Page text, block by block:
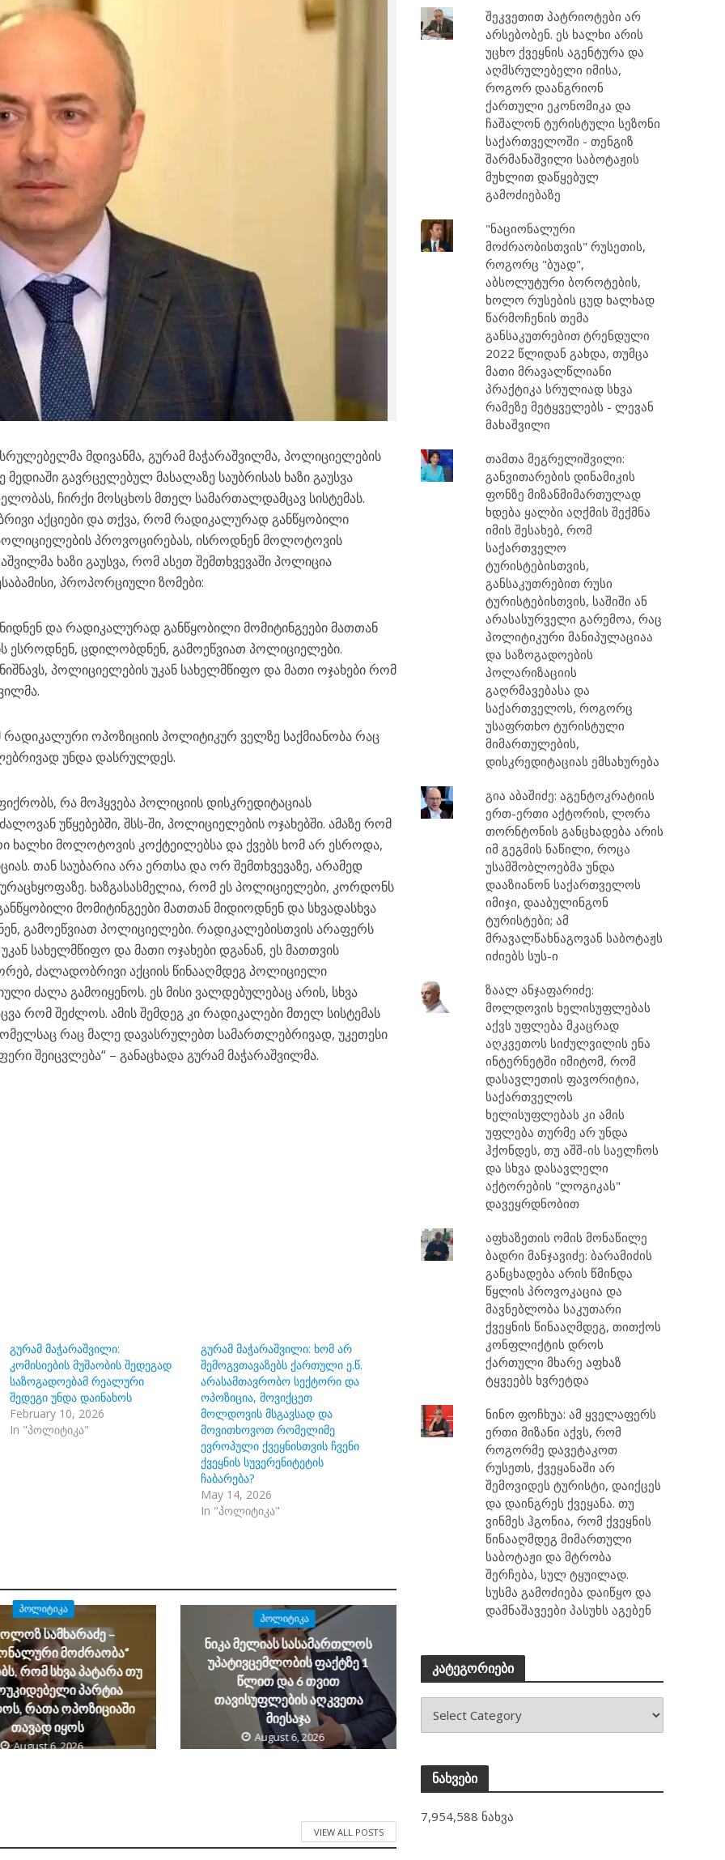
მდივანმა, გურამ მაჭარაშვილმა, პოლიციელების
მედიაში გავრცელებულ მასალაზე საუბრისას ხაზი გაუსვა
ჩირქი მოსცხოს მთელ სამართალდამცავ სისტემას.
აქციები და თქვა, რომ რადიკალურად განწყობილი
პროვოცირებას, ისროდნენ მოლოტოვის
ხაზი გაუსვა, რომ ასეთ შემთხვევაში პოლიცია
პროპორციული ზომები:
და რადიკალურად განწყობილი მომიტინგეები მათთან
ესროდნენ, ცდილობდნენ, გამოეწვიათ პოლიციელები.
პოლიციელების უკან სახელმწიფო და მათი ოჯახები რომ
რადიკალური ოპოზიციის პოლიტიკურ ველზე საქმიანობა რაც
უნდა დასრულდეს.
რა მოჰყვება პოლიციის დისკრედიტაციას
უწყებებში, შსს-ში, პოლიციელების ოჯახებში. ამაზე რომ
ხალხი მოლოტოვის კოქტეილებსა და ქვებს ხომ არ ესროდა,
თან საუბარია არა ერთსა და ორ შემთხვევაზე, არამედ
ხაზგასასმელია, რომ ეს პოლიციელები, კორდონს
მომიტინგეები მათთან მიდიოდნენ და სხვადასხვა
გამოეწვიათ პოლიციელები. რადიკალებისთვის არაფერს
სახელმწიფო და მათი ოჯახები დგანან, ეს მათთვის
ძალადობრივი აქციის წინააღმდეგ პოლიციელი
ძალა გამოიყენოს. ეს მისი ვალდებულებაც არის, სხვა
რომ შეძლოს. ამის შემდეგ კი რადიკალები მთელ სისტემას
რაც მალე დავასრულებთ სამართლებრივად, უკეთესი
შეიცვლება“ – განაცხადა გურამ მაჭარაშვილმა.
გურამ მაჭარაშვილი:
კომისიების მუშაობის შედეგად
საზოგადოებამ რეალური
შედეგი უნდა დაინახოს
February 10, 2026
In "პოლიტიკა"
გურამ მაჭარაშვილი: ხომ არ
შემოგვთავაზებს ქართული ე.წ.
არასამთავრობო სექტორი და
ოპოზიცია, მოვიქცეთ
მოლდოვის მსგავსად და
მოვითხოვოთ რომელიმე
ევროპული ქვეყნისთვის ჩვენი
ქვეყნის სუვერენიტეტის
ჩაბარება?
May 14, 2026
In "პოლიტიკა"
ᲞᲝᲚᲘᲢᲘᲙᲐ
სამხარაძე –
მოძრაობა“
რომ სხვა პატარა თუ
პარტია
რათა ოპოზიციაში
თავად იყოს
August 6, 2026
ᲞᲝᲚᲘᲢᲘᲙᲐ
ნიკა მელიას სასამართლოს
უპატივცემლობის ფაქტზე 1
წლით და 6 თვით
თავისუფლების აღკვეთა
მიესაჯა
August 6, 2026
VIEW ALL POSTS
შეკვეთით პატრიოტები არ
არსებობენ. ეს ხალხი არის
უცხო ქვეყნის აგენტურა და
აღმსრულებელი იმისა,
როგორ დაანგრიონ
ქართული ეკონომიკა და
ჩაშალონ ტურისტული სეზონი
საქართველოში - თენგიზ
შარმანაშვილი საბოტაჟის
მუხლით დაწყებულ
გამოძიებაზე
"ნაციონალური
მოძრაობისთვის" რუსეთის,
როგორც "ბუად",
აბსოლუტური ბოროტების,
ხოლო რუსების ცუდ ხალხად
წარმოჩენის თემა
განსაკუთრებით ტრენდული
2022 წლიდან გახდა, თუმცა
მათი მრავალწლიანი
პრაქტიკა სრულიად სხვა
რამეზე მეტყველებს - ლევან
მახაშვილი
თამთა მეგრელიშვილი:
განვითარების დინამიკის
ფონზე მიზანმიმართულად
ხდება ყალბი აღქმის შექმნა
იმის შესახებ, რომ
საქართველო
ტურისტებისთვის,
განსაკუთრებით რუსი
ტურისტებისთვის, საშიში ან
არასასურველი გარემოა, რაც
პოლიტიკური მანიპულაციაა
და საზოგადოების
პოლარიზაციის
გაღრმავებასა და
საქართველოს, როგორც
უსაფრთხო ტურისტული
მიმართულების,
დისკრედიტაციას ემსახურება
გია აბაშიძე: აგენტოკრატიის
ერთ-ერთი აქტორის, ლორა
თორნტონის განცხადება არის
იმ გეგმის ნაწილი, როცა
უსამშობლოებმა უნდა
დააზიანონ საქართველოს
იმიჯი, დააბულინგონ
ტურისტები; ამ
მრავალწახნაგოვან საბოტაჟს
იძიებს სუს-ი
ზაალ ანჯაფარიძე:
მოლდოვის ხელისუფლებას
აქვს უფლება მკაცრად
აღკვეთოს სიძულვილის ენა
ინტერნეტში იმიტომ, რომ
დასავლეთის ფავორიტია,
საქართველოს
ხელისუფლებას კი ამის
უფლება თურმე არ უნდა
ჰქონდეს, თუ აშშ-ის საელჩოს
და სხვა დასავლელი
აქტორების "ლოგიკას"
დავეყრდნობით
აფხაზეთის ომის მონაწილე
ბადრი მანჯავიძე: ბარამიძის
განცხადება არის წმინდა
წყლის პროვოკაცია და
მავნებლობა საკუთარი
ქვეყნის წინააღმდეგ, თითქოს
კონფლიქტის დროს
ქართული მხარე აფხაზ
ტყვეებს ხვრეტდა
ნინო ფოჩხუა: ამ ყველაფერს
ერთი მიზანი აქვს, რომ
როგორმე დავეტაკოთ
რუსეთს, ქვეყანაში არ
შემოვიდეს ტურისტი, დაიქცეს
და დაინგრეს ქვეყანა. თუ
ვინმეს ჰგონია, რომ ქვეყნის
წინააღმდეგ მიმართული
საბოტაჟი და მტრობა
შერჩება, სულ ტყუილად.
სუსმა გამოძიება დაიწყო და
დამნაშავეები პასუხს აგებენ
კატეგორიები
ნახვები
7,954,588 ნახვა